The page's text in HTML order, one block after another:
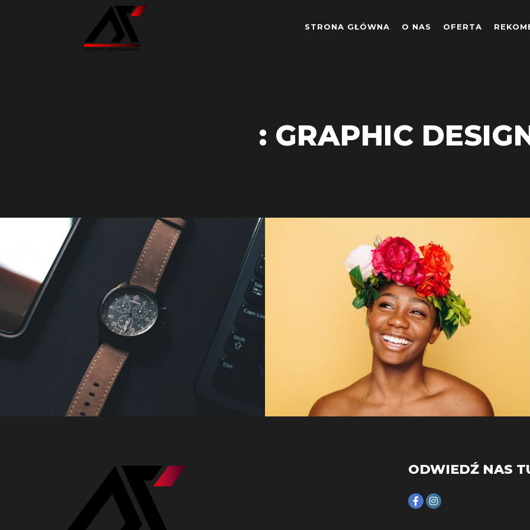
STRONA GŁÓWNA O NAS OFERTA
: GRAPHIC
ODWIEDŹ NAS